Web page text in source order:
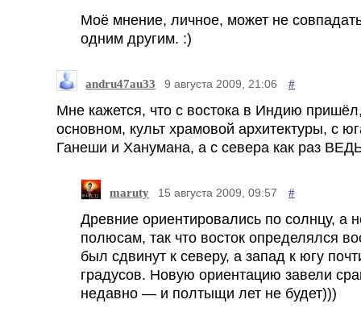
Моё мнение, личное, может не
одним другим. :)
andru47au33 9 августа 2009, 21:06 #
Мне кажется, что с востока в Индию
основном, культ храмовой архитектуры, с
Ганеши и Ханумана, а с севера как раз
maruty 15 августа 2009, 09:57 #
Древние ориентировались по солнцу, а
полюсам, так что восток определялся
был сдвинут к северу, а запад к югу
градусов. Новую ориентацию завели
недавно — и полтыщи лет не будет)))